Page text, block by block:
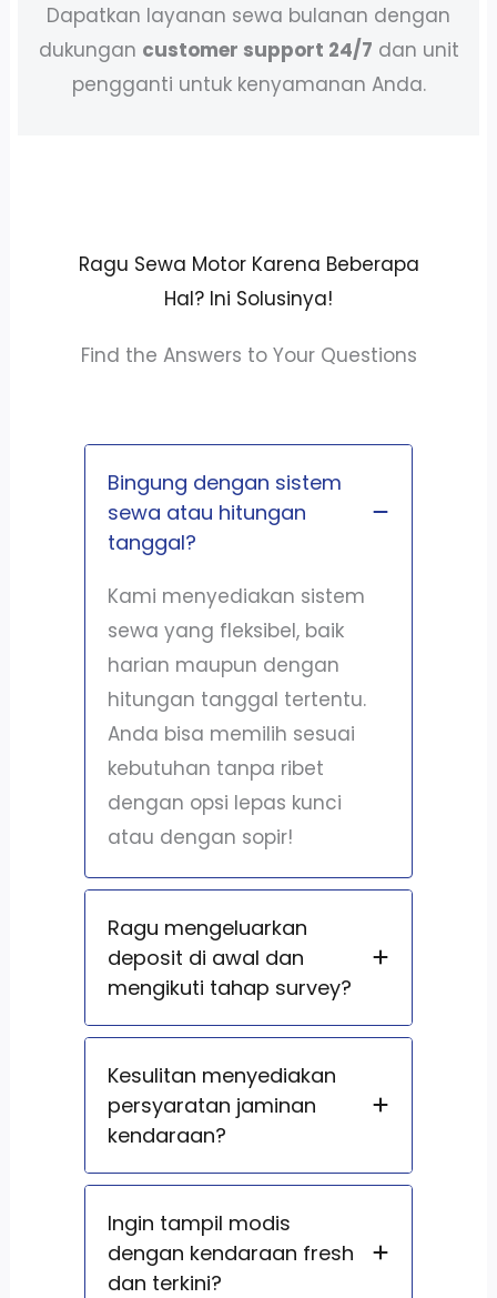
Dapatkan layanan sewa bulanan dengan
dukungan customer support 24/7 dan unit
pengganti untuk kenyamanan Anda.
Ragu Sewa Motor Karena Beberapa
Hal? Ini Solusinya!
Find the Answers to Your Questions
Bingung dengan sistem
sewa atau hitungan
tanggal?
Kami menyediakan sistem
sewa yang fleksibel, baik
harian maupun dengan
hitungan tanggal tertentu.
Anda bisa memilih sesuai
kebutuhan tanpa ribet
dengan opsi lepas kunci
atau dengan sopir!
Ragu mengeluarkan
deposit di awal dan
mengikuti tahap survey?
Kesulitan menyediakan
persyaratan jaminan
kendaraan?
Ingin tampil modis
dengan kendaraan fresh
dan terkini?